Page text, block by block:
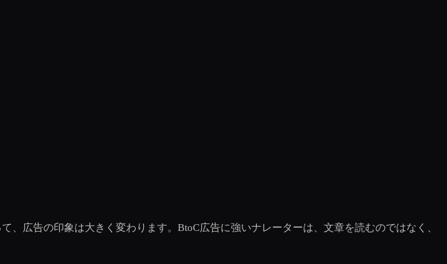
広告の印象は大きく変わります。BtoC広告に強いナレーターは、文章を読むのではなく、